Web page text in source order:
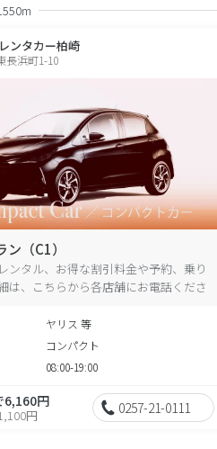
ンタカー柏崎
長浜町1-10
（C1）
ンタル、お得な割引料金や予約、乗り
は、こちらから各店舗にお電話くださ
ヤリス 等
コンパクト
08:00-19:00
6,160円
円 0257-21-0111